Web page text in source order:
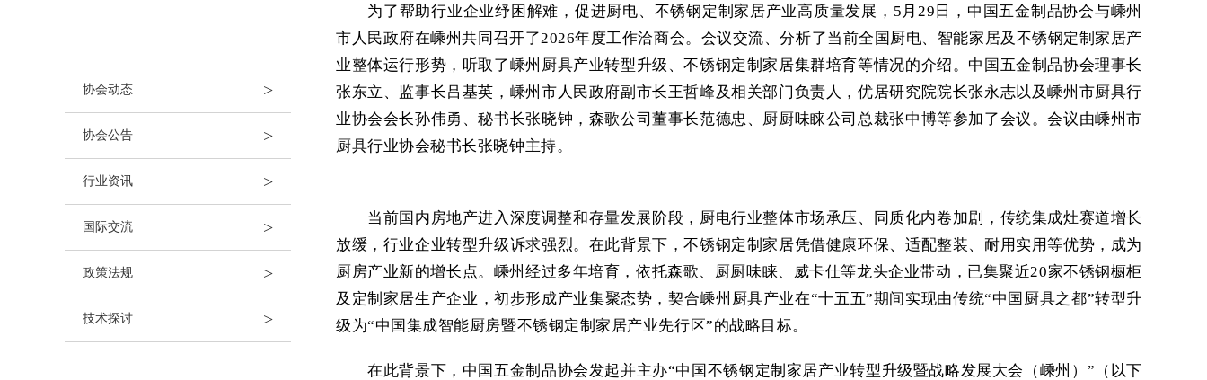
协会动态 >
协会公告 >
行业资讯 >
国际交流 >
政策法规 >
技术探讨 >
为了帮助行业企业纾困解难，促进厨电、不锈钢定制家居产业高质量发展，5月29日，中国五金制品协会与嵊州
市人民政府在嵊州共同召开了2026年度工作洽商会。会议交流、分析了当前全国厨电、智能家居及不锈钢定制家居产
业整体运行形势，听取了嵊州厨具产业转型升级、不锈钢定制家居集群培育等情况的介绍。中国五金制品协会理事长
张东立、监事长吕基英，嵊州市人民政府副市长王哲峰及相关部门负责人，优居研究院院长张永志以及嵊州市厨具行
业协会会长孙伟勇、秘书长张晓钟，森歌公司董事长范德忠、厨厨味睐公司总裁张中博等参加了会议。会议由嵊州市
厨具行业协会秘书长张晓钟主持。
当前国内房地产进入深度调整和存量发展阶段，厨电行业整体市场承压、同质化内卷加剧，传统集成灶赛道增长
放缓，行业企业转型升级诉求强烈。在此背景下，不锈钢定制家居凭借健康环保、适配整装、耐用实用等优势，成为
厨房产业新的增长点。嵊州经过多年培育，依托森歌、厨厨味睐、威卡仕等龙头企业带动，已集聚近20家不锈钢橱柜
及定制家居生产企业，初步形成产业集聚态势，契合嵊州厨具产业在“十五五”期间实现由传统“中国厨具之都”转型升
级为“中国集成智能厨房暨不锈钢定制家居产业先行区”的战略目标。
在此背景下，中国五金制品协会发起并主办“中国不锈钢定制家居产业转型升级暨战略发展大会（嵊州）”（以下